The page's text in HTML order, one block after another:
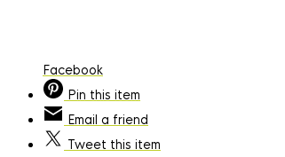
Facebook
Pin this item
Email a friend
Tweet this item